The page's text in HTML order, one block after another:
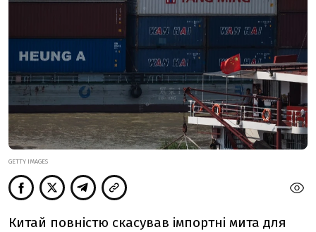
GETTY IMAGES
Китай повністю скасував імпортні мита для